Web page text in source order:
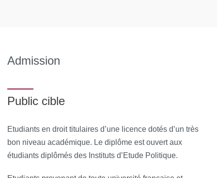
Admission
Public cible
Etudiants en droit titulaires d’une licence dotés d’un très
bon niveau académique. Le diplôme est ouvert aux
étudiants diplômés des Instituts d’Etude Politique.